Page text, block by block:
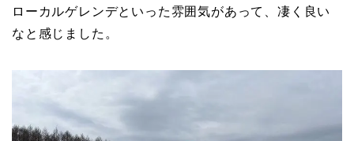
ローカルゲレンデといった雰囲気があって、凄く良い
なと感じました。